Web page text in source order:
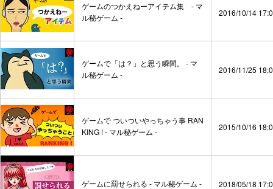
ゲームのつかえねーアイテム集 - マ
ル秘ゲーム -
2016/10/14
ゲームで「は？」と思う瞬間。 - マ
ル秘ゲーム -
2016/11/25
ゲームで ついついやっちゃう事 RAN
KING ! - マル秘ゲーム -
2015/10/16
ゲームに罰せられる - マル秘ゲーム - 2018/05/18